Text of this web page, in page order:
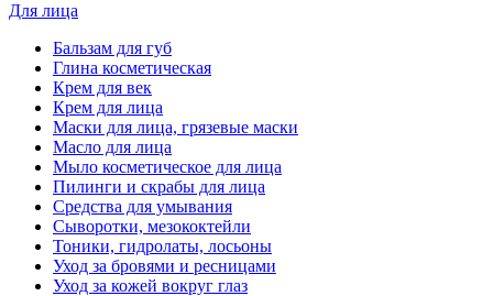
Для лица
Бальзам для губ
Глина косметическая
Крем для век
Крем для лица
Маски для лица, грязевые маски
Масло для лица
Мыло косметическое для лица
Пилинги и скрабы для лица
Средства для умывания
Сыворотки, мезококтейли
Тоники, гидролаты, лосьоны
Уход за бровями и ресницами
Уход за кожей вокруг глаз